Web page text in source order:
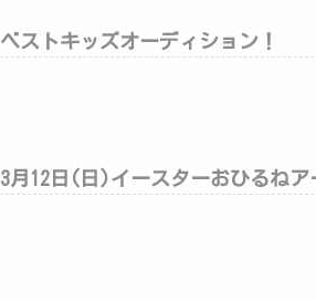
ベストキッズオーディション！
3月12日(日)イースターおひるねア